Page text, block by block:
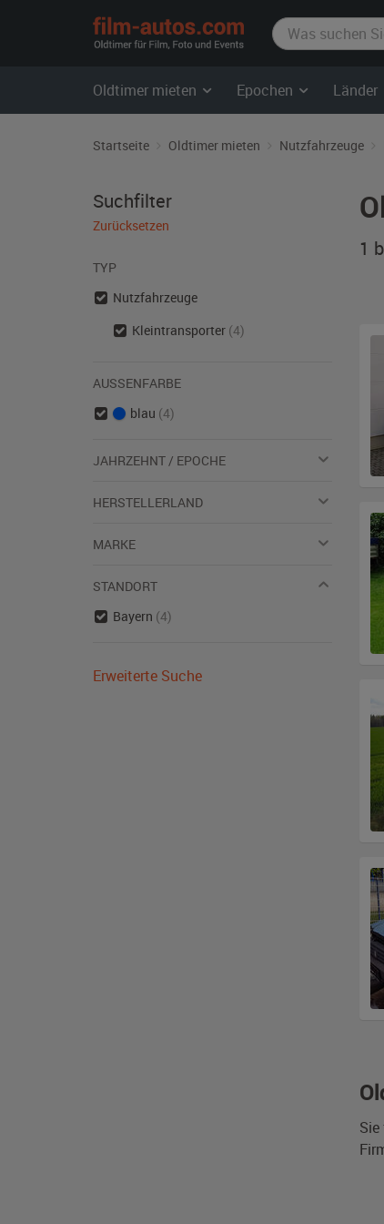
film-
autos.com
Oldtimer mieten Epochen Länder
Startseite Oldtimer mieten Nutzfahrzeuge
1
Suchfilter
Zurücksetzen
TYP
Nutzfahrzeuge
Kleintransporter (4)
AUSSENFARBE
blau (4)
JAHRZEHNT / EPOCHE
HERSTELLERLAND
MARKE
STANDORT
Bayern (4)
Erweiterte Suche